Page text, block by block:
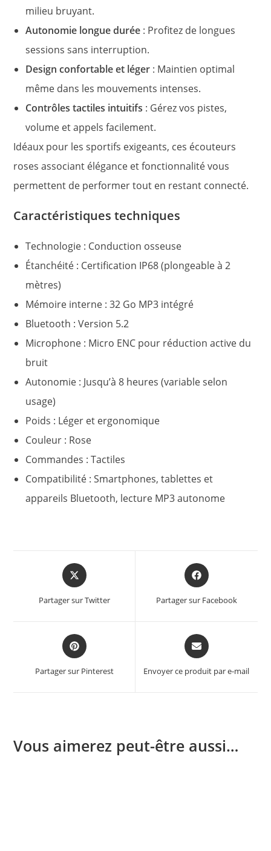
milieu bruyant.
Autonomie longue durée : Profitez de longues
sessions sans interruption.
Design confortable et léger : Maintien optimal
même dans les mouvements intenses.
Contrôles tactiles intuitifs : Gérez vos pistes,
volume et appels facilement.
Idéaux pour les sportifs exigeants, ces écouteurs
roses associant élégance et fonctionnalité vous
permettent de performer tout en restant connecté.
Caractéristiques techniques
Technologie : Conduction osseuse
Étanchéité : Certification IP68 (plongeable à 2
mètres)
Mémoire interne : 32 Go MP3 intégré
Bluetooth : Version 5.2
Microphone : Micro ENC pour réduction active du
bruit
Autonomie : Jusqu’à 8 heures (variable selon
usage)
Poids : Léger et ergonomique
Couleur : Rose
Commandes : Tactiles
Compatibilité : Smartphones, tablettes et
appareils Bluetooth, lecture MP3 autonome
Opens
in
new
Partager sur Twitter
Opens
in
Partager sur Facebook
Opens
in
Partager sur Pinterest
Opens
in
new
Envoyer ce produit par e-mail
Vous aimerez peut-être aussi…